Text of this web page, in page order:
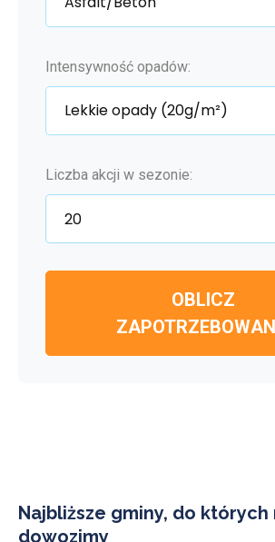
Intensywność opadów:
Liczba akcji w sezonie:
OBLICZ
Najbliższe gminy, do
dowozimy